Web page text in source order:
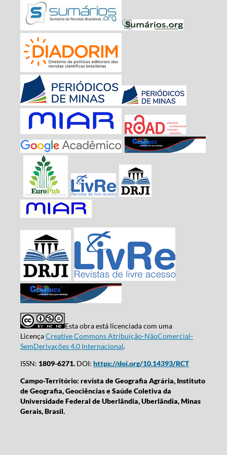
Esta obra está licenciada com uma
LicençaCreative Commons Atribuição-NãoComercial-
SemDerivações 4.0 Internacional.
ISSN: 1809-6271.DOI: https://doi.org/10.14393/RCT
Campo-Território: revista de Geografia Agrária, Instituto
de Geografia, Geociências e Saúde Coletiva da
Universidade Federal de Uberlândia, Uberlândia, Minas
Gerais, Brasil.